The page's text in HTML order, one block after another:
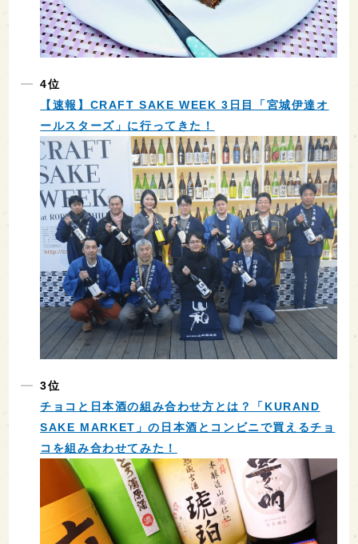
4位
【速報】CRAFT SAKE WEEK 3日目「宮城伊達オ
ールスターズ」に行ってきた！
3位
チョコと日本酒の組み合わせ方とは？「KURAND
SAKE MARKET」の日本酒とコンビニで買えるチョ
コを組み合わせてみた！